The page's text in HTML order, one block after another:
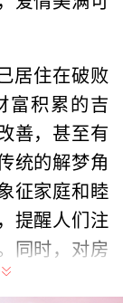
居住在破败
富积累的吉
善，甚至有
统的解梦角
征家庭和睦
提醒人们注
同时，对房
派中被视为